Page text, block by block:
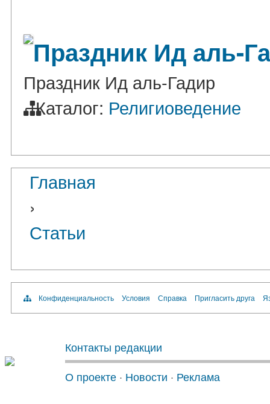
Праздник Ид аль-
Праздник Ид аль-Гадир
Каталог: Религиоведение
Главная
›
Статьи
Конфиденциальность Условия Справка Пригласить друга
Контакты редакции
О проекте · Новости · Реклама